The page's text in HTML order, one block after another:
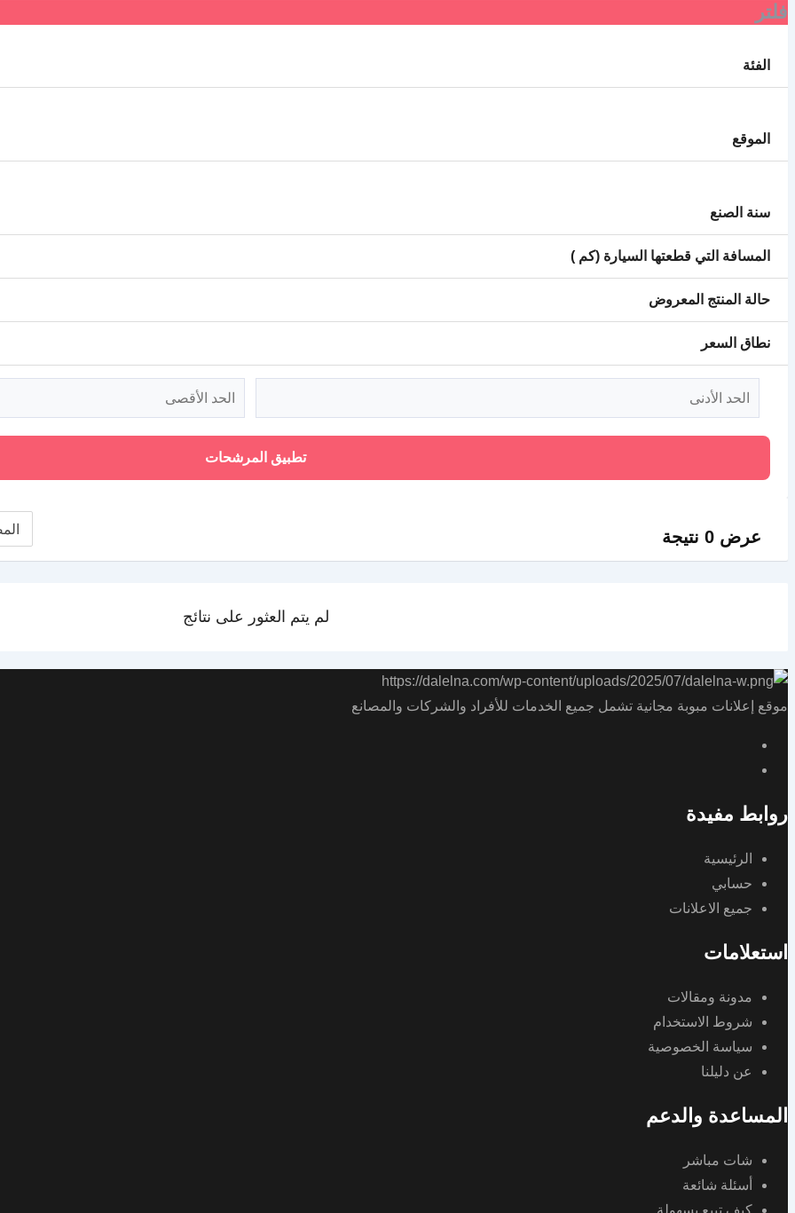
فلتر
الفئة
الموقع
سنة الصنع
المسافة التي قطعتها السيارة (كم )
حالة المنتج المعروض
نطاق السعر
تطبيق المرشحات
عرض 0 نتيجة
لم يتم العثور على نتائج
موقع إعلانات مبوبة مجانية تشمل جميع الخدمات للأفراد والشركات والمصانع
روابط مفيدة
الرئيسية
حسابي
جميع الاعلانات
استعلامات
مدونة ومقالات
شروط الاستخدام
سياسة الخصوصية
عن دليلنا
المساعدة والدعم
شات مباشر
أسئلة شائعة
كيف تبيع بسهولة